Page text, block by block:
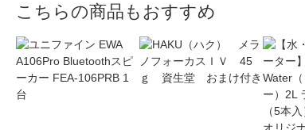
こちらの商品もおすすめ